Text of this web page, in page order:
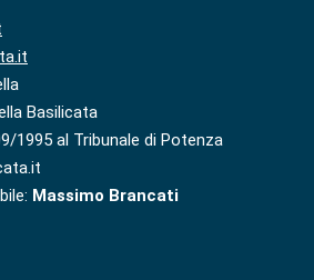
Basilicata
1995 al Tribunale di Potenza
Massimo Brancati